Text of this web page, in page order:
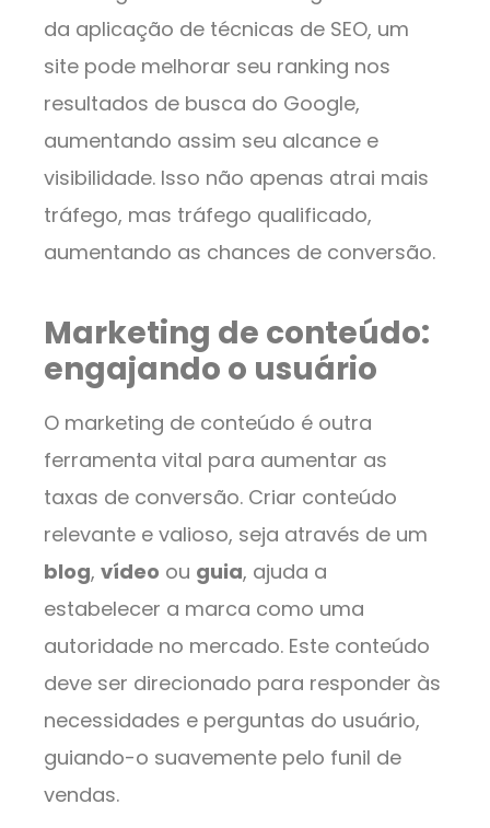
da aplicação de técnicas de SEO, um
site pode melhorar seu ranking nos
resultados de busca do Google,
aumentando assim seu alcance e
visibilidade. Isso não apenas atrai mais
tráfego, mas tráfego qualificado,
aumentando as chances de conversão.
Marketing de conteúdo:
engajando o usuário
O marketing de conteúdo é outra
ferramenta vital para aumentar as
taxas de conversão. Criar conteúdo
relevante e valioso, seja através de um
blog, vídeo ou guia, ajuda a
estabelecer a marca como uma
autoridade no mercado. Este conteúdo
deve ser direcionado para responder às
necessidades e perguntas do usuário,
guiando-o suavemente pelo funil de
vendas.